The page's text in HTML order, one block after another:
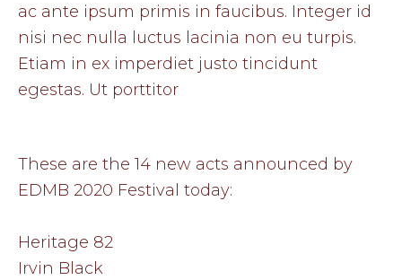
ac ante ipsum primis in faucibus. Integer id
nisi nec nulla luctus lacinia non eu turpis.
Etiam in ex imperdiet justo tincidunt
egestas. Ut porttitor
These are the 14 new acts announced by
EDMB 2020 Festival today:
Heritage 82
Irvin Black